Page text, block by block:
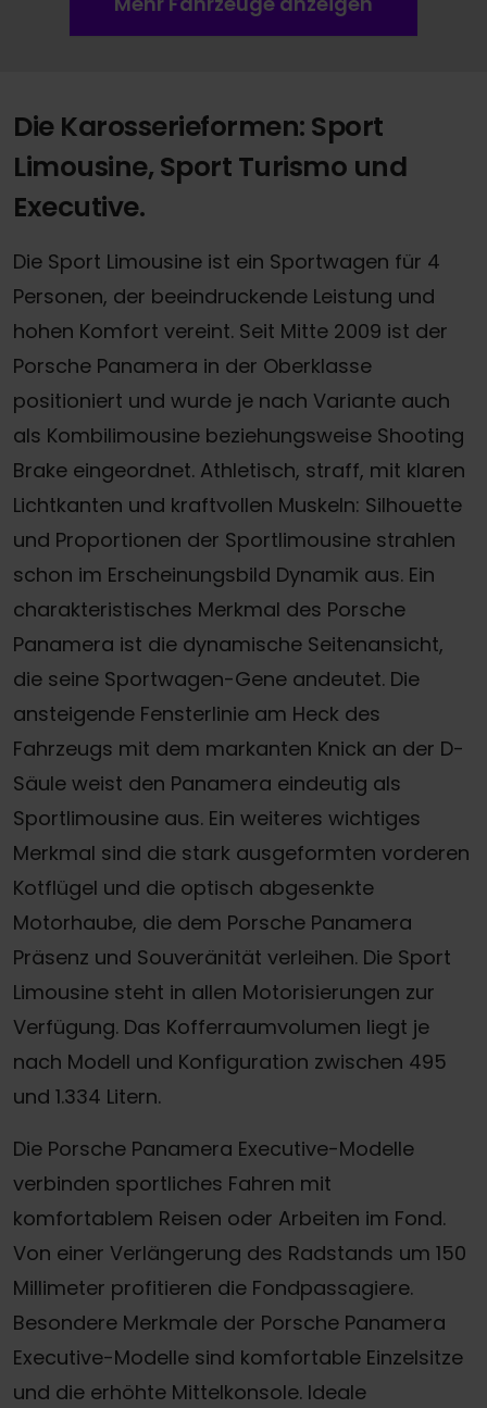
Die Karosserieformen: Sport
Limousine, Sport Turismo und
Executive.
Die Sport Limousine ist ein Sportwagen für 4
Personen, der beeindruckende Leistung und
hohen Komfort vereint. Seit Mitte 2009 ist der
Porsche Panamera in der Oberklasse
positioniert und wurde je nach Variante auch
als Kombilimousine beziehungsweise Shooting
Brake eingeordnet. Athletisch, straff, mit klaren
Lichtkanten und kraftvollen Muskeln: Silhouette
und Proportionen der Sportlimousine strahlen
schon im Erscheinungsbild Dynamik aus. Ein
charakteristisches Merkmal des Porsche
Panamera ist die dynamische Seitenansicht,
die seine Sportwagen-Gene andeutet. Die
ansteigende Fensterlinie am Heck des
Fahrzeugs mit dem markanten Knick an der D-
Säule weist den Panamera eindeutig als
Sportlimousine aus. Ein weiteres wichtiges
Merkmal sind die stark ausgeformten vorderen
Kotflügel und die optisch abgesenkte
Motorhaube, die dem Porsche Panamera
Präsenz und Souveränität verleihen. Die Sport
Limousine steht in allen Motorisierungen zur
Verfügung. Das Kofferraumvolumen liegt je
nach Modell und Konfiguration zwischen 495
und 1.334 Litern.
Die Porsche Panamera Executive-Modelle
verbinden sportliches Fahren mit
komfortablem Reisen oder Arbeiten im Fond.
Von einer Verlängerung des Radstands um 150
Millimeter profitieren die Fondpassagiere.
Besondere Merkmale der Porsche Panamera
Executive-Modelle sind komfortable Einzelsitze
und die erhöhte Mittelkonsole. Ideale